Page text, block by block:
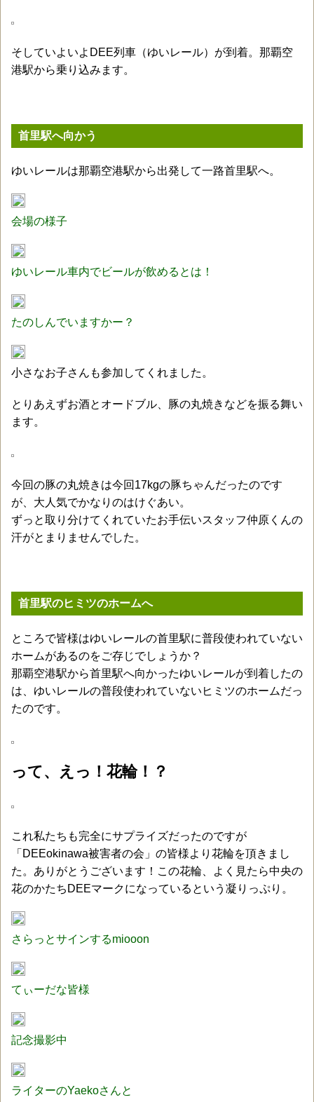
そしていよいよDEE列車（ゆいレール）が到着。那覇空
港駅から乗り込みます。
首里駅へ向かう
ゆいレールは那覇空港駅から出発して一路首里駅へ。
会場の様子
ゆいレール車内でビールが飲めるとは！
たのしんでいますかー？
小さなお子さんも参加してくれました。
とりあえずお酒とオードブル、豚の丸焼きなどを振る舞い
ます。
今回の豚の丸焼きは今回17kgの豚ちゃんだったのです
が、大人気でかなりのはけぐあい。
ずっと取り分けてくれていたお手伝いスタッフ仲原くんの
汗がとまりませんでした。
首里駅のヒミツのホームへ
ところで皆様はゆいレールの首里駅に普段使われていない
ホームがあるのをご存じでしょうか？
那覇空港駅から首里駅へ向かったゆいレールが到着したの
は、ゆいレールの普段使われていないヒミツのホームだっ
たのです。
って、えっ！花輪！？
これ私たちも完全にサプライズだったのですが
「DEEokinawa被害者の会」の皆様より花輪を頂きまし
た。ありがとうございます！この花輪、よく見たら中央の
花のかたちDEEマークになっているという凝りっぷり。
さらっとサインするmiooon
てぃーだな皆様
記念撮影中
ライターのYaekoさんと